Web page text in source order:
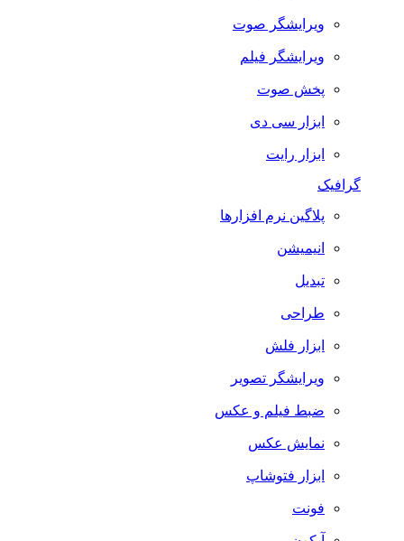
ویرایشگر صوت
ویرایشگر فیلم
پخش صوت
ابزار سی دی
ابزار رایت
گرافیک
پلاگین نرم افزارها
انیمیشن
تبدیل
طراحی
ابزار فلش
ویرایشگر تصویر
ضبط فيلم و عكس
نمایش عکس
ابزار فتوشاپ
فونت